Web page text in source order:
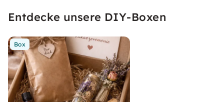
Entdecke unsere DIY-Boxen
Box